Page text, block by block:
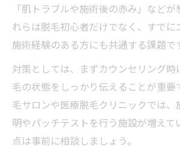
「肌トラブルや施術後の赤み」などが
れらは脱毛初心者だけでなく、すでに
施術経験のある方にも共通する課題で
対策としては、まずカウンセリング
毛の状態をしっかり伝えることが重要
毛サロンや医療脱毛クリニックでは
明やパッチテストを行う施設が増えて
点は事前に相談しましょう。